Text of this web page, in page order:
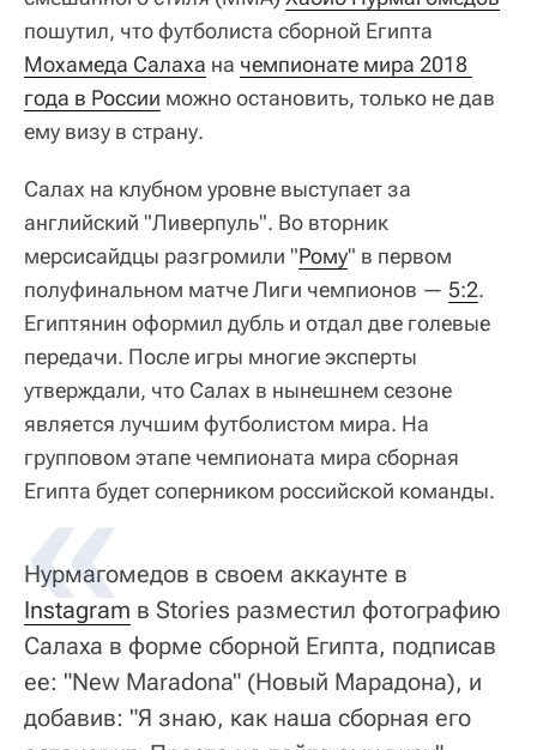
пошутил, что футболиста сборной Египта
Мохамеда Салаха на чемпионате мира 2018
года в России можно остановить, только не дав
ему визу в страну.
Салах на клубном уровне выступает за
английский "Ливерпуль". Во вторник
мерсисайдцы разгромили "Рому" в первом
полуфинальном матче Лиги чемпионов — 5:2.
Египтянин оформил дубль и отдал две голевые
передачи. После игры многие эксперты
утверждали, что Салах в нынешнем сезоне
является лучшим футболистом мира. На
групповом этапе чемпионата мира сборная
Египта будет соперником российской команды.
Нурмагомедов в своем аккаунте в
Instagram в Stories разместил фотографию
Салаха в форме сборной Египта, подписав
ее: "New Maradona" (Новый Марадона), и
добавив: "Я знаю, как наша сборная его